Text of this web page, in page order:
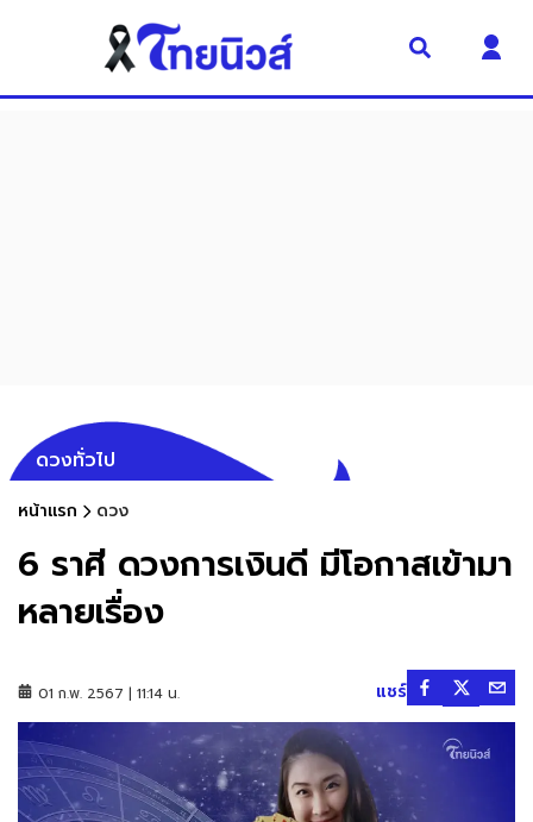
ดวงทั่วไป
หน้าแรก ดวง
6 ราศี ดวงการเงินดี มีโอกาสเข้ามา
หลายเรื่อง
01 ก.พ. 2567 | 11:14 น. แชร์